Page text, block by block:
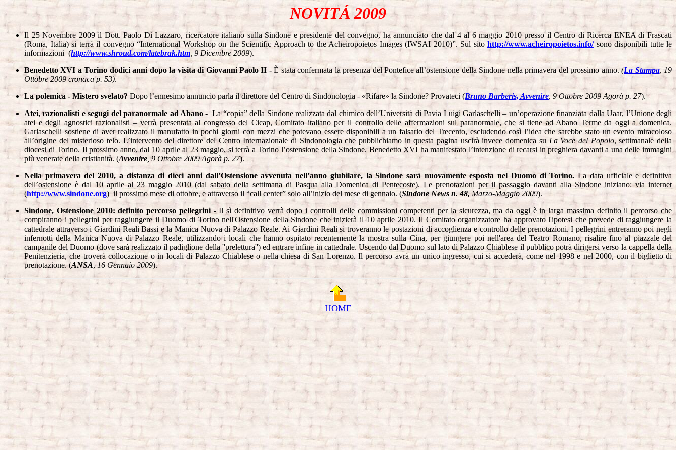
NOVITÁ 2009
Il 25 Novembre 2009 il Dott. Paolo Di Lazzaro, ricercatore italiano sulla Sindone e presidente del convegno, ha annunciato che dal 4 al 6 maggio 2010 presso il Centro di Ricerca ENEA di Frascati
(Roma, Italia) si terrà il convegno “International Workshop on the Scientific Approach to the Acheiropoietos Images (IWSAI 2010)”. Sul sito http://www.acheiropoietos.info/sono disponibili tutte le
informazioni (http://www.shroud.com/latebrak.htm , 9 Dicembre 2009).
Benedetto XVI a Torino dodici anni dopo la visita di Giovanni Paolo II -È stata confermata la presenza del Pontefice all’ostensione della Sindone nella primavera del prossimo anno. (La Stampa, 19
Ottobre 2009 cronaca p. 53).
La polemica - Mistero svelato? Dopo l’ennesimo annuncio parla il direttore del Centro di Sindonologia - «Rifare» la Sindone? Provateci (Bruno Barberis, Avvenire , 9 Ottobre 2009 Agorà p. 27).
Atei, razionalisti e segugi del paranormale ad Abano - La “copia” della Sindone realizzata dal chimico dell’Università di Pavia Luigi Garlaschelli – un’operazione finanziata dalla Uaar, l’Unione degli
atei e degli agnostici razionalisti – verrà presentata al congresso del Cicap, Comitato italiano per il controllo delle affermazioni sul paranormale, che si tiene ad Abano Terme da oggi a domenica.
Garlaschelli sostiene di aver realizzato il manufatto in pochi giorni con mezzi che potevano essere disponibili a un falsario del Trecento, escludendo così l’idea che sarebbe stato un evento miracoloso
all’origine del misterioso telo. L’intervento del direttore del Centro Internazionale di Sindonologia che pubblichiamo in questa pagina uscirà invece domenica su La Voce del Popolo, settimanale della
diocesi di Torino. Il prossimo anno, dal 10 aprile al 23 maggio, si terrà a Torino l’ostensione della Sindone. Benedetto XVI ha manifestato l’intenzione di recarsi in preghiera davanti a una delle immagini
più venerate della cristianità. (Avvenire , 9 Ottobre 2009 Agorà p. 27).
Nella primavera del 2010, a distanza didieci anni dall’Ostensione avvenuta nell’anno giubilare, la Sindone sarà nuovamente esposta nel Duomo di Torino.La data ufficiale e definitiva
dell’ostensione è dal 10 aprile al 23 maggio 2010 (dal sabato della settimana di Pasqua alla Domenica di Pentecoste). Le prenotazioni per il passaggio davanti alla Sindone iniziano: via internet
(http://www.sindone.org) il prossimo mese di ottobre, e attraverso il “call center” solo all’inizio del mese di gennaio. (Sindone News n. 48, Marzo-Maggio 2009).
Sindone, Ostensione 2010: definito percorso pellegrini - Il sì definitivo verrà dopo i controlli delle commissioni competenti per la sicurezza, ma da oggi è in larga massima definito il percorso che
compiranno i pellegrini per raggiungere il Duomo di Torino nell'Ostensione della Sindone che inizierà il 10 aprile 2010. Il Comitato organizzatore ha approvato l'ipotesi che prevede di raggiungere la
cattedrale attraverso i Giardini Reali Bassi e la Manica Nuova di Palazzo Reale. Ai Giardini Reali si troveranno le postazioni di accoglienza e controllo delle prenotazioni. I pellegrini entreranno poi negli
infernotti della Manica Nuova di Palazzo Reale, utilizzando i locali che hanno ospitato recentemente la mostra sulla Cina, per giungere poi nell'area del Teatro Romano, risalire fino al piazzale del
campanile del Duomo (dove sarà realizzato il padiglione della ''prelettura'') ed entrare infine in cattedrale. Uscendo dal Duomo sul lato di Palazzo Chiablese il pubblico potrà dirigersi verso la cappella della
Penitenzieria, che troverà collocazione o in locali di Palazzo Chiablese o nella chiesa di San Lorenzo. Il percorso avrà un unico ingresso, cui si accederà, come nel 1998 e nel 2000, con il biglietto di
prenotazione. (ANSA,16 Gennaio 2009).
HOME